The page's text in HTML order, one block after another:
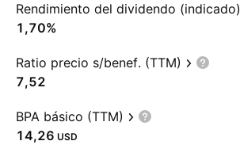
Rendimiento del dividendo (indicado)
1,70%
Ratio precio s/benef. (TTM)
7,52
BPA básico (TTM)
14,26 USD